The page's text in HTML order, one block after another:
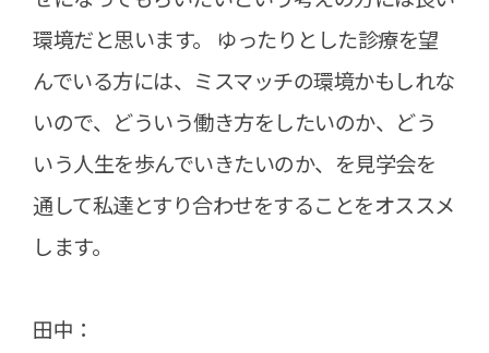
環境だと思います。 ゆったりとした診療を望
んでいる方には、ミスマッチの環境かもしれな
いので、どういう働き方をしたいのか、どう
いう人生を歩んでいきたいのか、を見学会を
通して私達とすり合わせをすることをオススメ
します。
田中：